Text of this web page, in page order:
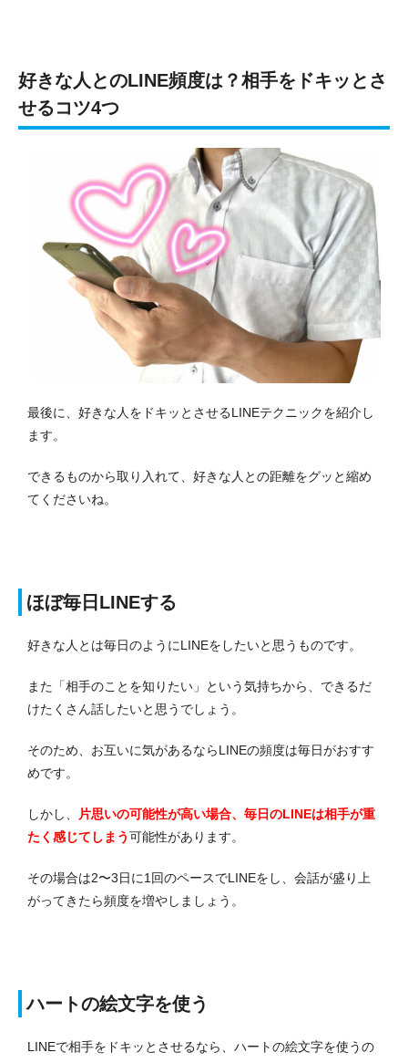
好きな人とのLINE頻度は？相手をドキッとさ
せるコツ4つ
最後に、好きな人をドキッとさせるLINEテクニックを紹介し
ます。
できるものから取り入れて、好きな人との距離をグッと縮め
てくださいね。
ほぼ毎日LINEする
好きな人とは毎日のようにLINEをしたいと思うものです。
また「相手のことを知りたい」という気持ちから、できるだ
けたくさん話したいと思うでしょう。
そのため、お互いに気があるならLINEの頻度は毎日がおすす
めです。
しかし、 片思いの可能性が高い場合、毎日のLINEは相手が重
たく感じてしまう可能性があります。
その場合は2〜3日に1回のペースでLINEをし、会話が盛り上
がってきたら頻度を増やしましょう。
ハートの絵文字を使う
LINEで相手をドキッとさせるなら、ハートの絵文字を使うの